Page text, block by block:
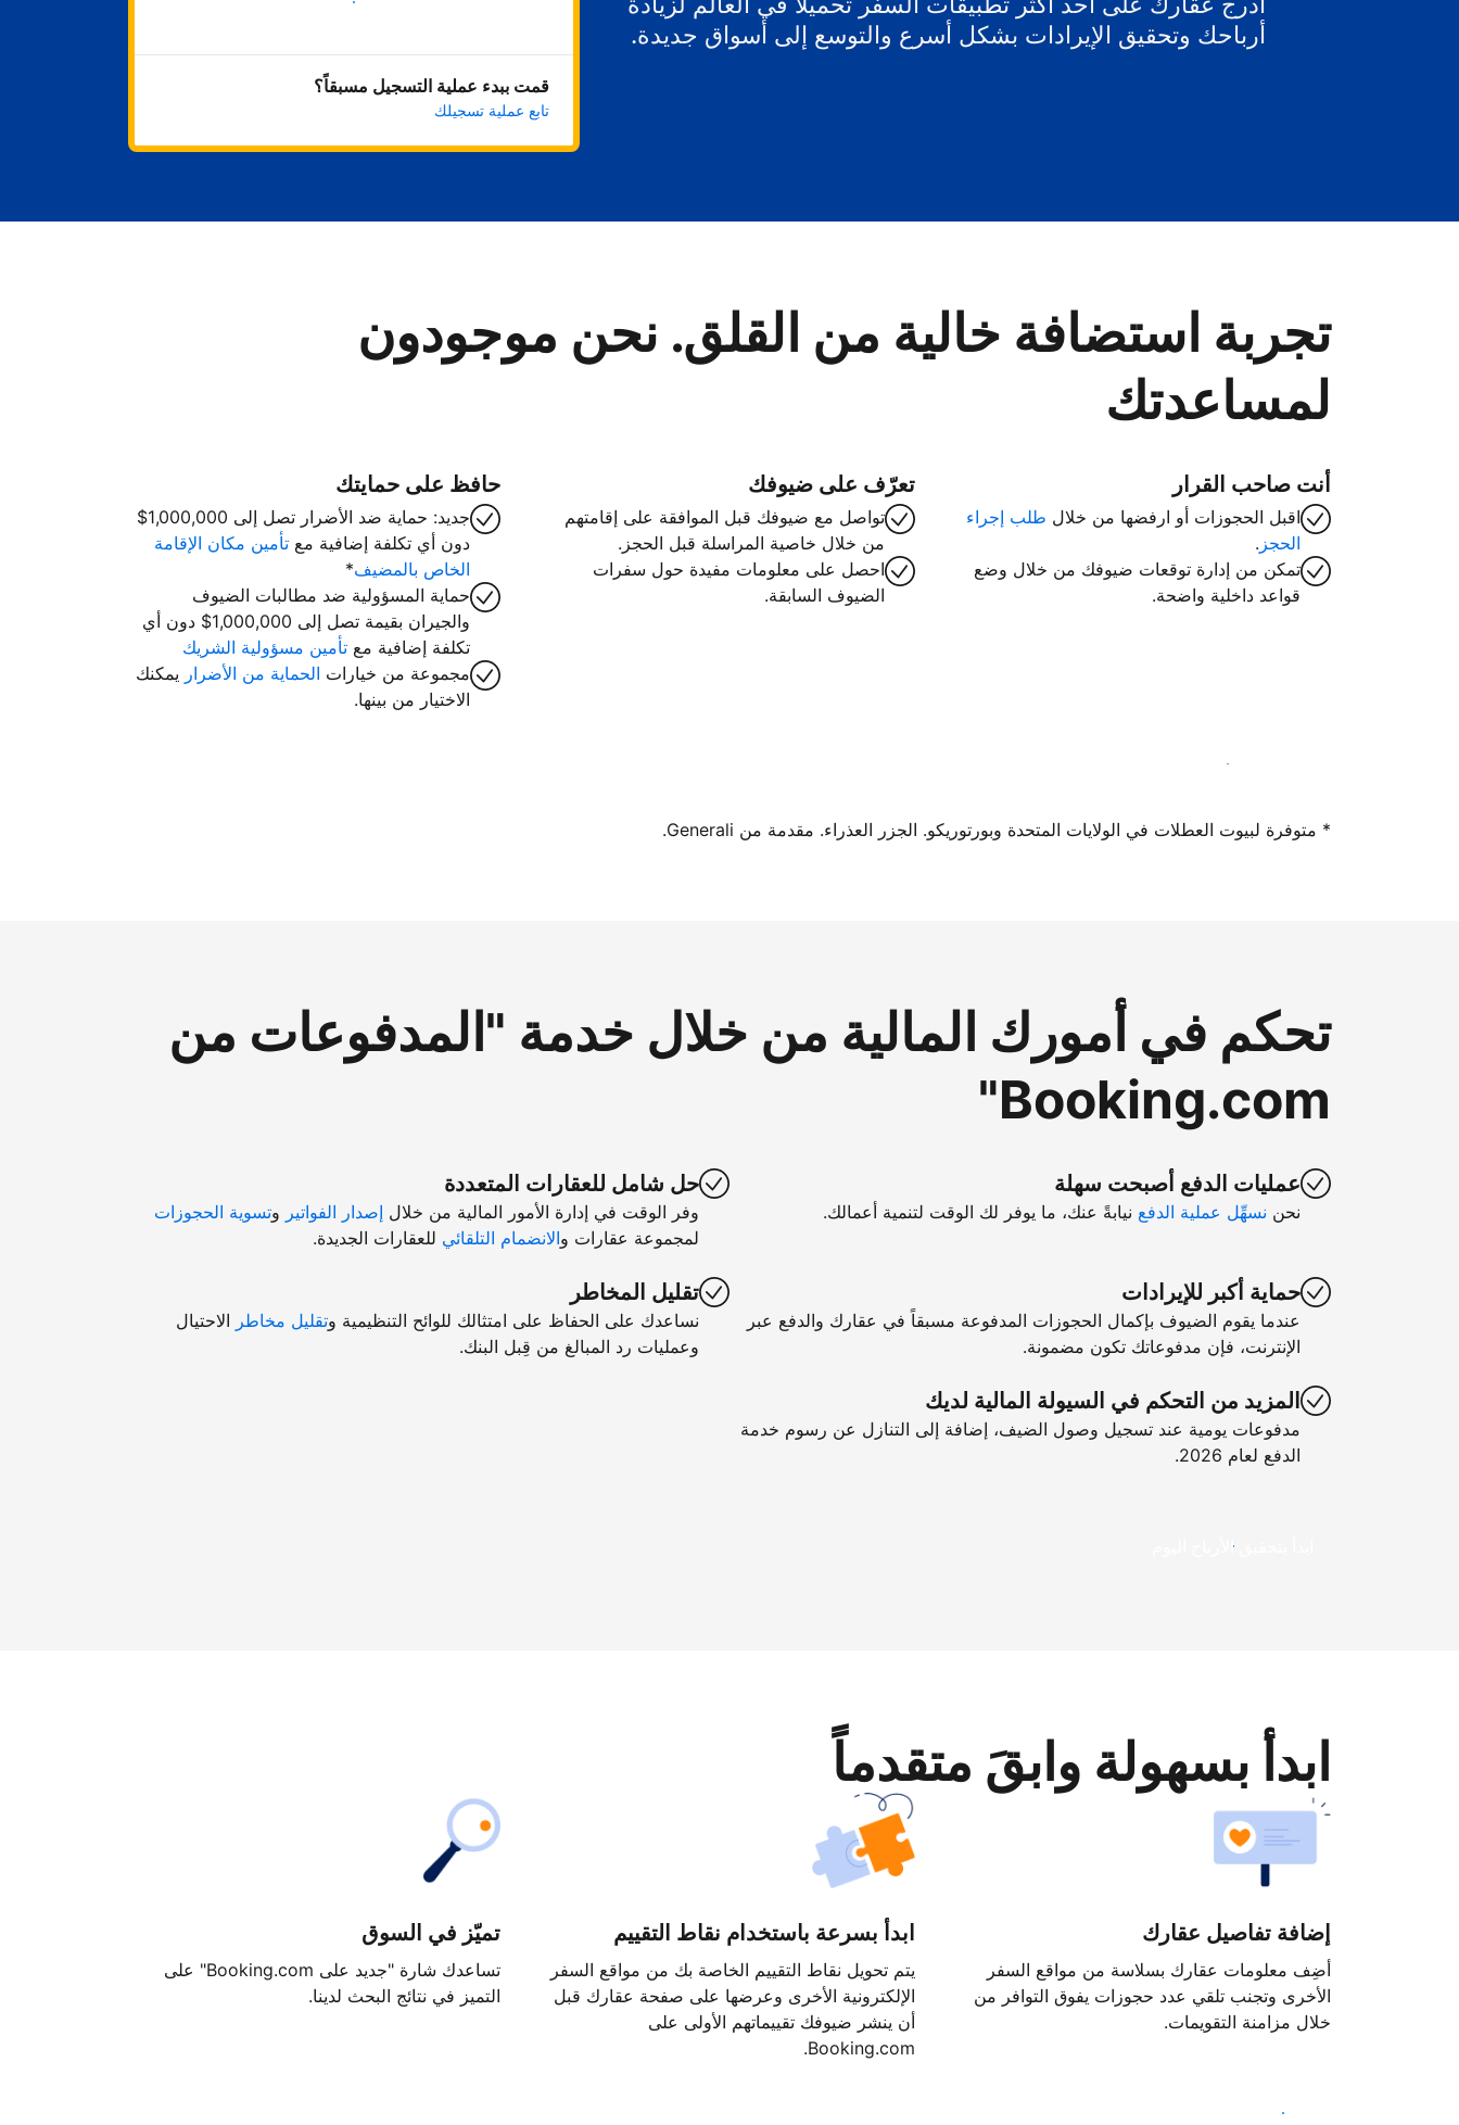
أرباحك وتحقيق الإيرادات بشكل أسرع والتوسع إلى أسواق جديدة.
قمت ببدء عملية التسجيل مسبقاً؟
تابع عملية تسجيلك
تجربة استضافة خالية من القلق. نحن موجودون
لمساعدتك
أنت صاحب القرار
اقبل الحجوزات أو ارفضها من خلال طلب إجراء
الحجز .
تمكن من إدارة توقعات ضيوفك من خلال وضع
قواعد داخلية واضحة.
تعرّف على ضيوفك
تواصل مع ضيوفك قبل الموافقة على إقامتهم
من خلال خاصية المراسلة قبل الحجز.
احصل على معلومات مفيدة حول سفرات
الضيوف السابقة.
حافظ على حمايتك
جديد: حماية ضد الأضرار تصل إلى 1,000,000$
دون أي تكلفة إضافية معتأمين مكان الإقامة
الخاص بالمضيف*
حماية المسؤولية ضد مطالبات الضيوف
والجيران بقيمة تصل إلى 1,000,000$ دون أي
تكلفة إضافية معتأمين مسؤولية الشريك
مجموعة من خيارات الحماية من الأضرار يمكنك
الاختيار من بينها.
سجِّل كمضيف لدينا اليوم
* متوفرة لبيوت العطلات في الولايات المتحدة وبورتوريكو. الجزر العذراء. مقدمة من Generali.
تحكم في أمورك المالية من خلال خدمة "المدفوعات من
Booking.com"
عمليات الدفع أصبحت سهلة
نحن نسهِّل عملية الدفع نيابةً عنك، ما يوفر لك الوقت لتنمية أعمالك.
حماية أكبر للإيرادات
عندما يقوم الضيوف بإكمال الحجوزات المدفوعة مسبقاً في عقارك والدفع عبر
الإنترنت، فإن مدفوعاتك تكون مضمونة.
المزيد من التحكم في السيولة المالية لديك
مدفوعات يومية عند تسجيل وصول الضيف، إضافة إلى التنازل عن رسوم خدمة
الدفع لعام 2026.
حل شامل للعقارات المتعددة
وفر الوقت في إدارة الأمور المالية من خلال إصدار الفواتير وتسوية الحجوزات
لمجموعة عقارات والانضمام التلقائي للعقارات الجديدة.
تقليل المخاطر
نساعدك على الحفاظ على امتثالك للوائح التنظيمية وتقليل مخاطر الاحتيال
وعمليات رد المبالغ من قِبل البنك.
ابدأ بتحقيق الأرباح اليوم
ابدأ بسهولة وابقَ متقدماً
إضافة تفاصيل عقارك
أضِف معلومات عقارك بسلاسة من مواقع السفر
الأخرى وتجنب تلقي عدد حجوزات يفوق التوافر من
خلال مزامنة التقويمات.
ابدأ بسرعة باستخدام نقاط التقييم
يتم تحويل نقاط التقييم الخاصة بك من مواقع السفر
الإلكترونية الأخرى وعرضها على صفحة عقارك قبل
أن ينشر ضيوفك تقييماتهم الأولى على
Booking.com.
تميّز في السوق
تساعدك شارة "جديد على Booking.com" على
التميز في نتائج البحث لدينا.
ابدأ اليوم